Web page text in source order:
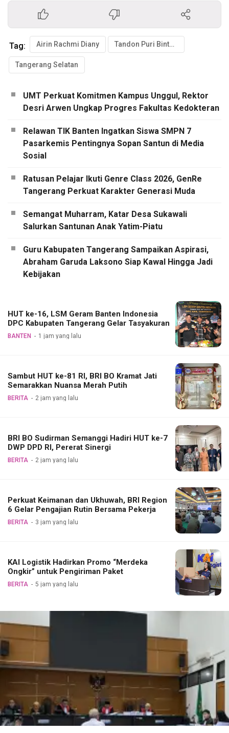
Tag: Airin Rachmi Diany Tandon Puri Bintaro Hijau
Tangerang Selatan
UMT Perkuat Komitmen Kampus Unggul, Rektor
Desri Arwen Ungkap Progres Fakultas Kedokteran
Relawan TIK Banten Ingatkan Siswa SMPN 7
Pasarkemis Pentingnya Sopan Santun di Media
Sosial
Ratusan Pelajar Ikuti Genre Class 2026, GenRe
Tangerang Perkuat Karakter Generasi Muda
Semangat Muharram, Katar Desa Sukawali
Salurkan Santunan Anak Yatim-Piatu
Guru Kabupaten Tangerang Sampaikan Aspirasi,
Abraham Garuda Laksono Siap Kawal Hingga Jadi
Kebijakan
HUT ke-16, LSM Geram Banten Indonesia
DPC Kabupaten Tangerang Gelar Tasyakuran
BANTEN 1 jam yang lalu
Sambut HUT ke-81 RI, BRI BO Kramat Jati
Semarakkan Nuansa Merah Putih
BERITA 2 jam yang lalu
BRI BO Sudirman Semanggi Hadiri HUT ke-7
DWP DPD RI, Pererat Sinergi
BERITA 2 jam yang lalu
Perkuat Keimanan dan Ukhuwah, BRI Region
6 Gelar Pengajian Rutin Bersama Pekerja
BERITA 3 jam yang lalu
KAI Logistik Hadirkan Promo “Merdeka
Ongkir” untuk Pengiriman Paket
BERITA 5 jam yang lalu